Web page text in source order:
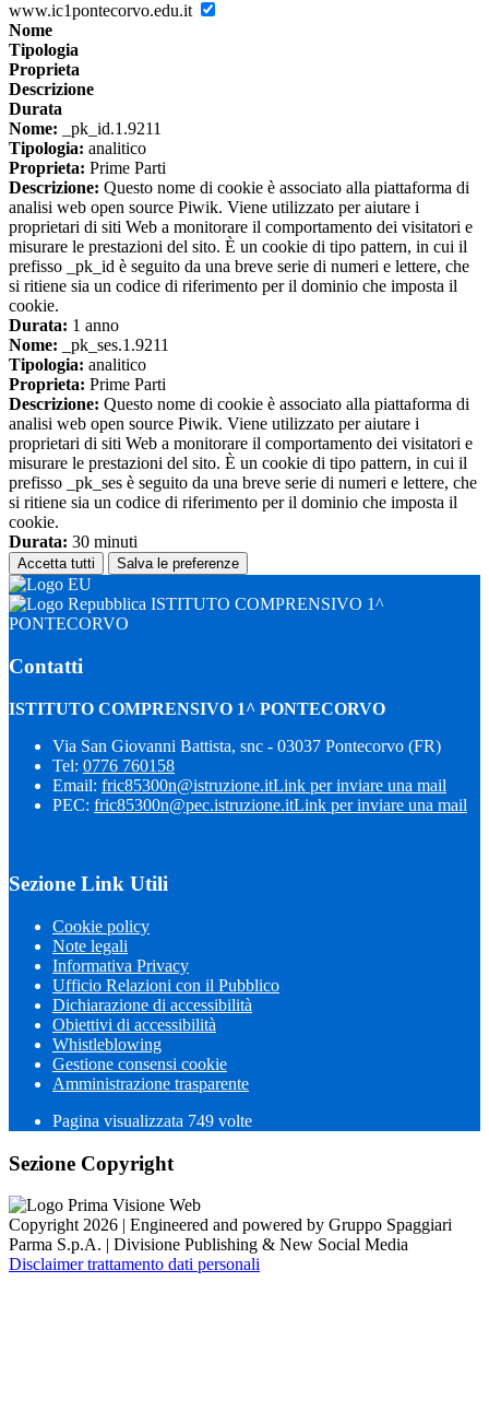
www.ic1pontecorvo.edu.it
Nome
Tipologia
Proprieta
Descrizione
Durata
Nome: _pk_id.1.9211
Tipologia: analitico
Proprieta: Prime Parti
Descrizione: Questo nome di cookie è associato alla piattaforma di
analisi web open source Piwik. Viene utilizzato per aiutare i
proprietari di siti Web a monitorare il comportamento dei visitatori e
misurare le prestazioni del sito. È un cookie di tipo pattern, in cui il
prefisso _pk_id è seguito da una breve serie di numeri e lettere, che
si ritiene sia un codice di riferimento per il dominio che imposta il
cookie.
Durata: 1 anno
Nome: _pk_ses.1.9211
Tipologia: analitico
Proprieta: Prime Parti
Descrizione: Questo nome di cookie è associato alla piattaforma di
analisi web open source Piwik. Viene utilizzato per aiutare i
proprietari di siti Web a monitorare il comportamento dei visitatori e
misurare le prestazioni del sito. È un cookie di tipo pattern, in cui il
prefisso _pk_ses è seguito da una breve serie di numeri e lettere, che
si ritiene sia un codice di riferimento per il dominio che imposta il
cookie.
Durata: 30 minuti
Accetta tutti Salva le preferenze
ISTITUTO COMPRENSIVO 1^
PONTECORVO
Contatti
ISTITUTO COMPRENSIVO 1^ PONTECORVO
Via San Giovanni Battista, snc - 03037 Pontecorvo (FR)
Tel: 0776 760158
Email: fric85300n@istruzione.itLink per inviare una mail
PEC: fric85300n@pec.istruzione.itLink per inviare una mail
Sezione Link Utili
Cookie policy
Note legali
Informativa Privacy
Ufficio Relazioni con il Pubblico
Dichiarazione di accessibilità
Obiettivi di accessibilità
Whistleblowing
Gestione consensi cookie
Amministrazione trasparente
Pagina visualizzata 749 volte
Sezione Copyright
Copyright 2026 | Engineered and powered by Gruppo Spaggiari
Parma S.p.A. | Divisione Publishing & New Social Media
Disclaimer trattamento dati personali